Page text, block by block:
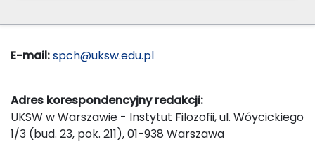
E-mail:spch@uksw.edu.pl
Adres korespondencyjny redakcji:
UKSW w Warszawie - Instytut Filozofii, ul. Wóycickiego
1/3 (bud. 23, pok. 211), 01-938 Warszawa